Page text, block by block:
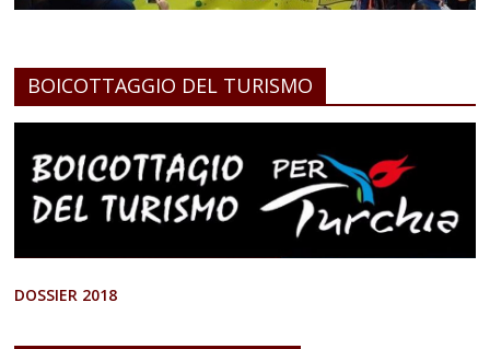
BOICOTTAGGIO DEL TURISMO
DOSSIER 2018